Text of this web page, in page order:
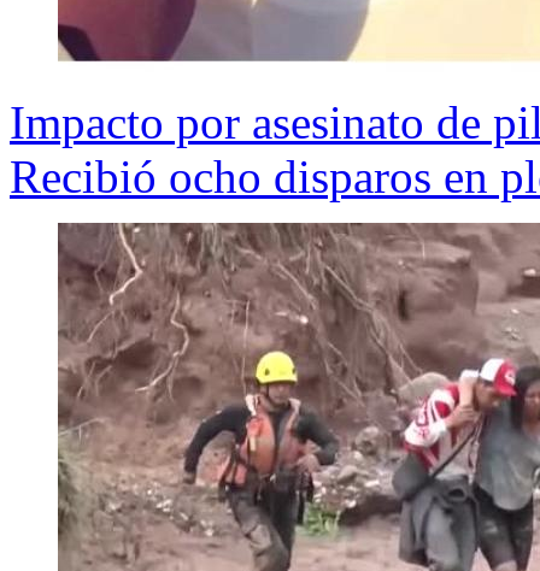
Impacto por asesinato de
Recibió ocho disparos en